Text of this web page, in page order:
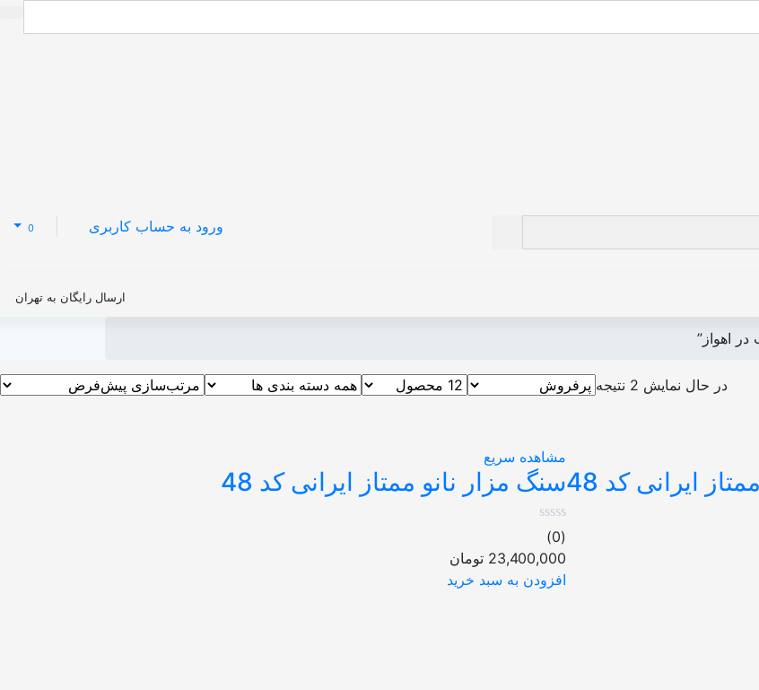
ورود به حساب کاربری 0
ارسال رایگان به تهران
اهواز”
در حال نمایش 2 نتیجه
ایرانی کد 48
مشاهده سریع
سنگ مزار نانو ممتاز ایرانی کد 48
(0)
23,400,000 تومان
افزودن به سبد خرید